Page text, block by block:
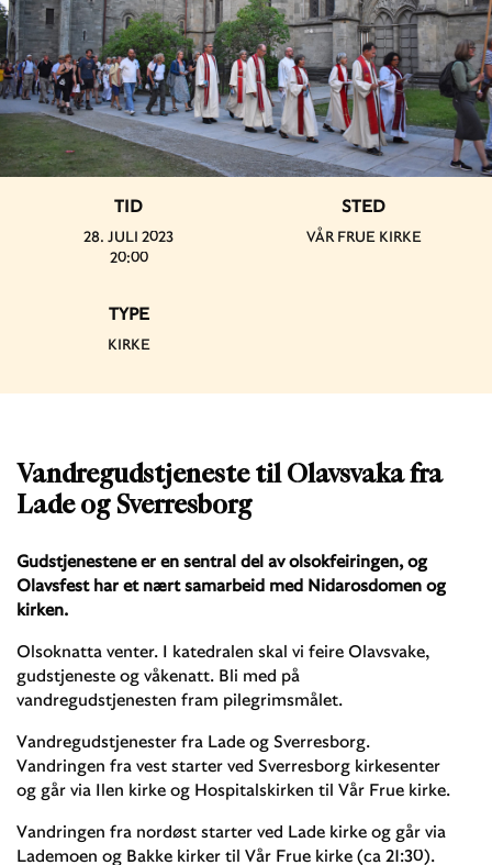
Vandregudstjeneste til Olavsvaka fra
Lade og Sverresborg
Gudstjenestene er en sentral del av olsokfeiringen, og
Olavsfest har et nært samarbeid med Nidarosdomen og
kirken.
Olsoknatta venter. I katedralen skal vi feire Olavsvake,
gudstjeneste og våkenatt. Bli med på
vandregudstjenesten fram pilegrimsmålet.
Vandregudstjenester fra Lade og Sverresborg.
Vandringen fra vest starter ved Sverresborg kirkesenter
og går via Ilen kirke og Hospitalskirken til Vår Frue kirke.
Vandringen fra nordøst starter ved Lade kirke og går via
Lademoen og Bakke kirker til Vår Frue kirke (ca 21:30).
TID
28. JULI 2023
20:00
STED
VÅR FRUE KIRKE
TYPE
KIRKE